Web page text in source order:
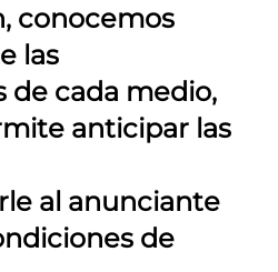
conocemos
las
de cada medio,
anticipar las
al anunciante
de